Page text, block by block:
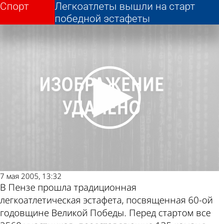
Легкоатлеты вышли на старт
победной эстафеты
Спорт
7 мая 2005, 13:32
В Пензе прошла традиционная
легкоатлетическая эстафета, посвященная 60-ой
годовщине Великой Победы. Перед стартом все
Легкоатлеты вышли на старт
победной эстафеты
Спорт
Другие новости
по теме
Погода и курсы
валют в Пензе